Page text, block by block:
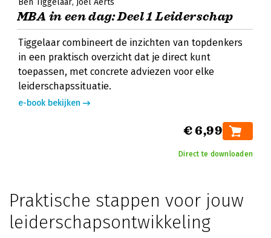
Ben Tiggelaar Joël Aerts
MBA in een dag: Deel 1 Leiderschap
Tiggelaar combineert de inzichten van topdenkers
in een praktisch overzicht dat je direct kunt
toepassen, met concrete adviezen voor elke
leiderschapssituatie.
e-book bekijken
€ 6,99
Direct te downloaden
Praktische stappen voor jouw
leiderschapsontwikkeling